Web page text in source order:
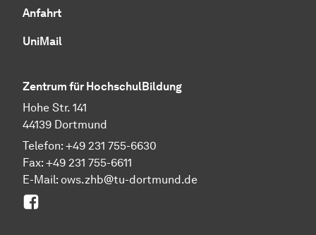
Anfahrt
UniMail
Zentrum für HochschulBildung
Hohe Str. 141
44139 Dortmund
Telefon: +49 231 755-6630
Fax: +49 231 755-6611
E-Mail: ows.zhb@tu-dortmund.de